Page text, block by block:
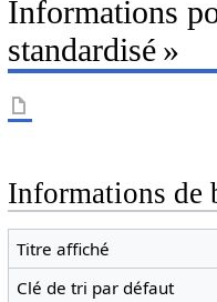
Informations
standardisé »
Informations de
Titre affiché
Clé de tri par défaut